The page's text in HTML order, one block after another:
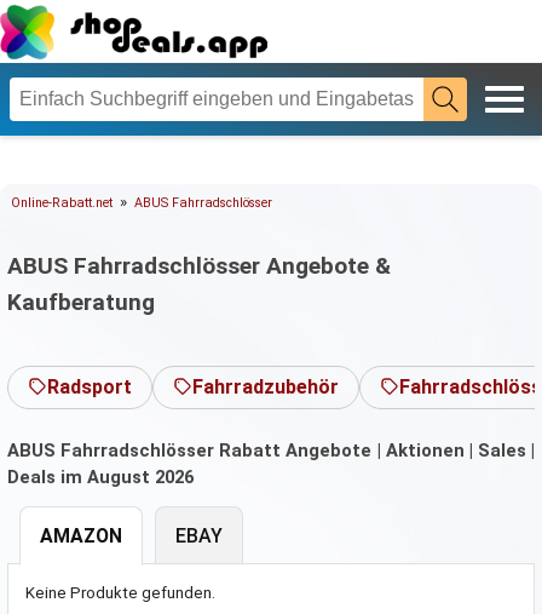
Online-Rabatt.net » ABUS Fahrradschlösser
ABUS Fahrradschlösser Angebote &
Kaufberatung
Radsport Fahrradzubehör
ABUS Fahrradschlösser Rabatt Angebote | Aktionen | Sales |
Deals im August 2026
AMAZON
Keine Produkte gefunden.
EBAY